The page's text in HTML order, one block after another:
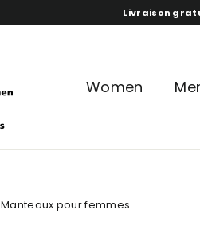
Livraison
Women
Manteaux pour femmes